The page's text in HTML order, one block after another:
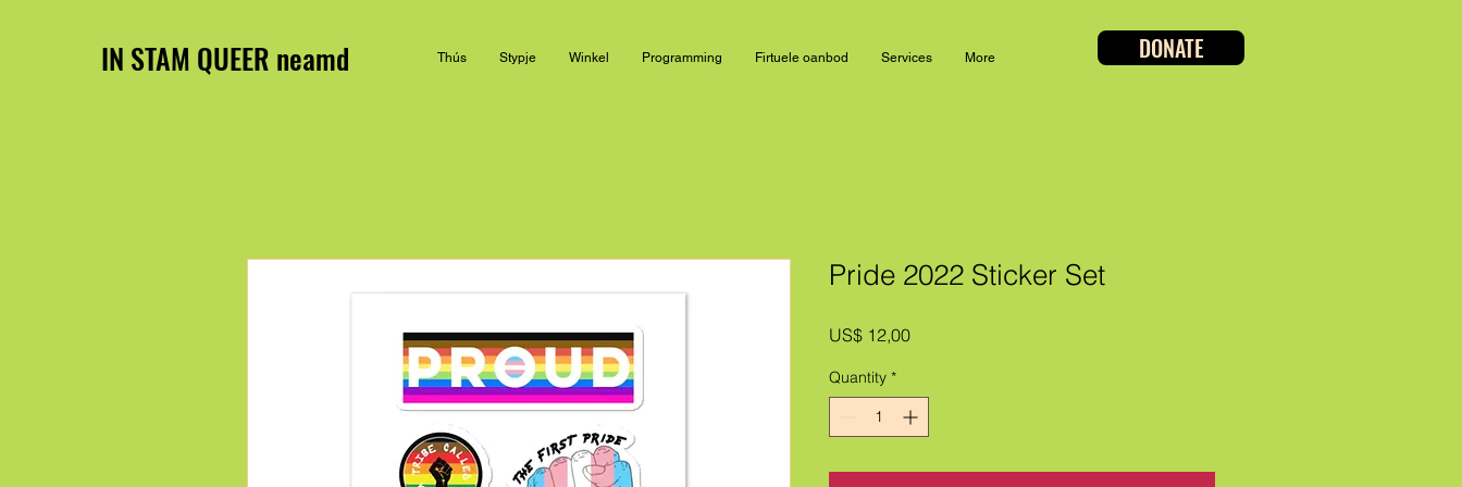
IN STAM QUEER neamd Thús Stypje Winkel Programming Firtuele oanbod Services More DONATE
Pride 2022 Sticker Set
US$ 12,00Price
Quantity *